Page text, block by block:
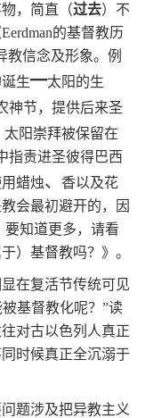
，简直（过去）不
Eerdman的基督教历
教信念及形象。例
诞生━太阳的生
神节，提供后来圣
阳崇拜被保留在
指责进圣彼得巴西
蜡烛、
香以及花
会最初避开的，因
要知道更多，请看
）基督教吗？》。
在复活节传统可见
基督教化呢？”读
对古以色列人真正
时候真正全沉溺于
题涉及把异教主义